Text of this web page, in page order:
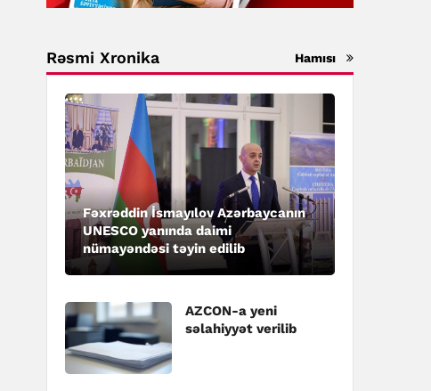
Rəsmi Xronika Hamısı
Fəxrəddin İsmayılov Azərbaycanın
UNESCO yanında daimi
nümayəndəsi təyin edilib
AZCON-a yeni
səlahiyyət verilib